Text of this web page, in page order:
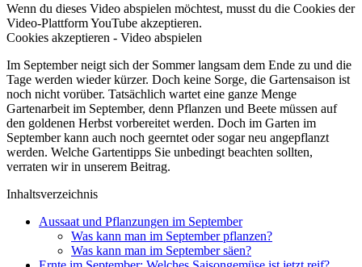
Wenn du dieses Video abspielen möchtest, musst du die Cookies der
Video-Plattform YouTube akzeptieren.
Cookies akzeptieren - Video abspielen
Im September neigt sich der Sommer langsam dem Ende zu und die
Tage werden wieder kürzer. Doch keine Sorge, die Gartensaison ist
noch nicht vorüber. Tatsächlich wartet eine ganze Menge
Gartenarbeit im September, denn Pflanzen und Beete müssen auf
den goldenen Herbst vorbereitet werden. Doch im Garten im
September kann auch noch geerntet oder sogar neu angepflanzt
werden. Welche Gartentipps Sie unbedingt beachten sollten,
verraten wir in unserem Beitrag.
Inhaltsverzeichnis
Aussaat und Pflanzungen im September
Was kann man im September pflanzen?
Was kann man im September säen?